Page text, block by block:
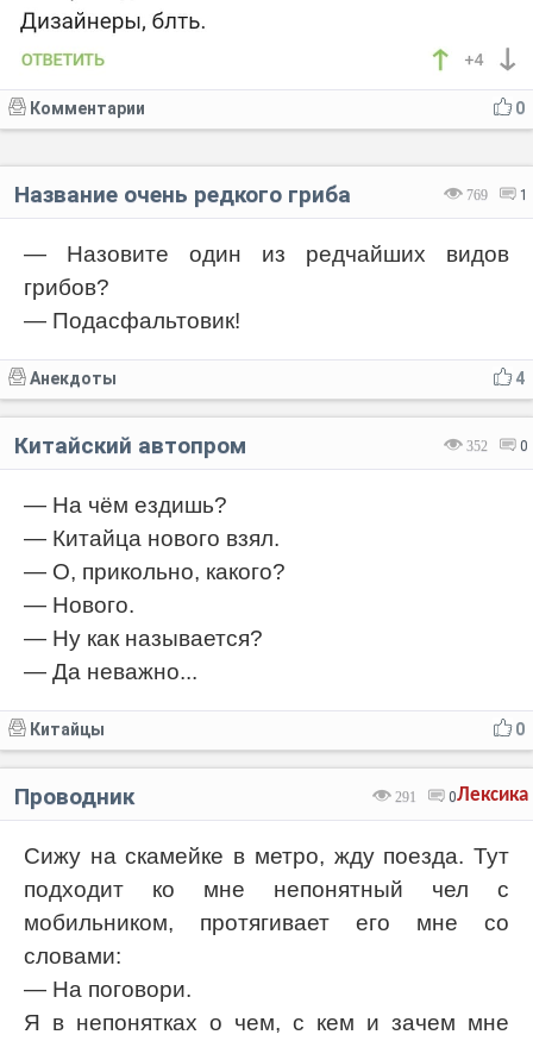
0
Комментарии
769 1
Название очень редкого гриба
— Назовите один из редчайших видов
грибов?
— Подасфальтовик!
4
Анекдоты
352 0
Китайский автопром
— На чём ездишь?
— Китайца нового взял.
— О, прикольно, какого?
— Нового.
— Ну как называется?
— Да неважно...
0
Китайцы
Лексика
291 0
Проводник
Сижу на скамейке в метро, жду поезда. Тут
подходит ко мне непонятный чел с
мобильником, протягивает его мне со
словами:
— На поговори.
Я в непонятках о чем, с кем и зачем мне